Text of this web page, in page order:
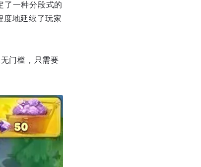
了一种分段式的
度地延续了玩家
门槛，只需要